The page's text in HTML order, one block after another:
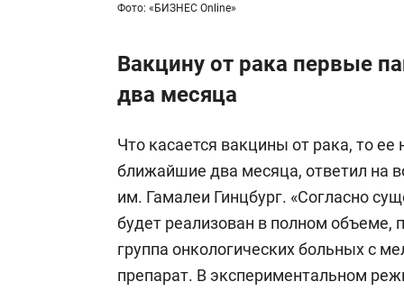
Фото: «БИЗНЕС Online»
Вакцину от рака первые
два месяца
Что касается вакцины от рака, то ее
ближайшие два месяца, ответил на
им. Гамалеи Гинцбург. «Согласно
будет реализован в полном объеме,
группа онкологических больных с
препарат. В экспериментальном